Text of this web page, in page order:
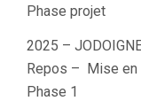
Phase projet
2025 –
Repos – Mise en
Phase 1